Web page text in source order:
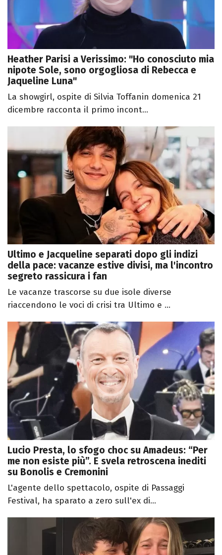
Heather Parisi a Verissimo: "Ho conosciuto mia
nipote Sole, sono orgogliosa di Rebecca e
Jaqueline Luna"
La showgirl, ospite di Silvia Toffanin domenica 21
dicembre racconta il primo incont...
Ultimo e Jacqueline separati dopo gli indizi
della pace: vacanze estive divisi, ma l'incontro
segreto rassicura i fan
Le vacanze trascorse su due isole diverse
riaccendono le voci di crisi tra Ultimo e ...
Lucio Presta, lo sfogo choc su Amadeus: “Per
me non esiste più”. E svela retroscena inediti
su Bonolis e Cremonini
L'agente dello spettacolo, ospite di Passaggi
Festival, ha sparato a zero sull'ex di...